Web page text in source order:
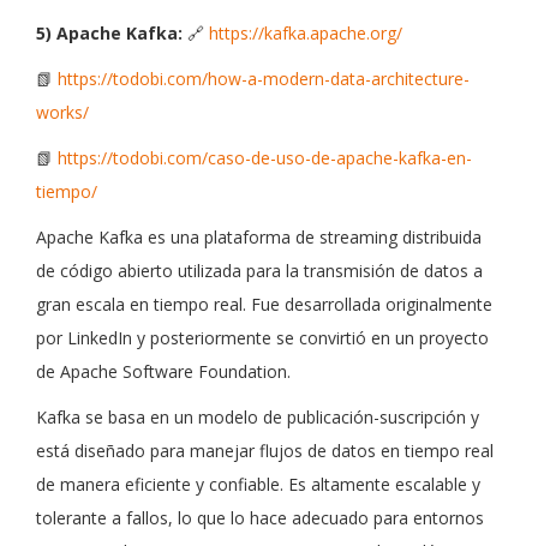
5) Apache Kafka: 🔗 https://kafka.apache.org/
📗 https://todobi.com/how-a-modern-data-architecture-
works/
📗 https://todobi.com/caso-de-uso-de-apache-kafka-en-
tiempo/
Apache Kafka es una plataforma de streaming distribuida
de código abierto utilizada para la transmisión de datos a
gran escala en tiempo real. Fue desarrollada originalmente
por LinkedIn y posteriormente se convirtió en un proyecto
de Apache Software Foundation.
Kafka se basa en un modelo de publicación-suscripción y
está diseñado para manejar flujos de datos en tiempo real
de manera eficiente y confiable. Es altamente escalable y
tolerante a fallos, lo que lo hace adecuado para entornos